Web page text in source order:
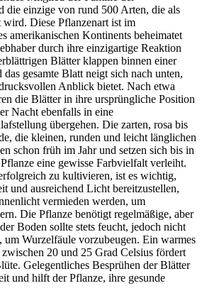
die einzige von rund 500 Arten, die als
Diese Pflanzenart ist im
amerikanischen Kontinents beheimatet
durch ihre einzigartige Reaktion
Blätter klappen binnen einer
das gesamte Blatt neigt sich nach unten,
Anblick bietet. Nach etwa
die Blätter in ihre ursprüngliche Position
Nacht ebenfalls in eine
übergehen. Die zarten, rosa bis
die kleinen, runden und leicht länglichen
schon früh im Jahr und setzen sich bis in
eine gewisse Farbvielfalt verleiht.
zu kultivieren, ist es wichtig,
und ausreichend Licht bereitzustellen,
vermieden werden, um
Die Pflanze benötigt regelmäßige, aber
Boden sollte stets feucht, jedoch nicht
um Wurzelfäule vorzubeugen. Ein warmes
20 und 25 Grad Celsius fördert
Gelegentliches Besprühen der Blätter
und hilft der Pflanze, ihre gesunde